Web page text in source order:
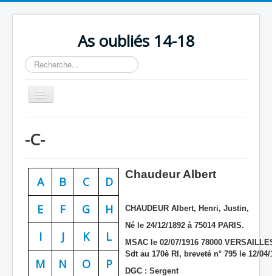
As oubliés 14-18
Rechercher
Basculer
la
Chronologie
Escadrilles
Organisation
Avions
Formation
Doctrines
-C-
A B C
D
E
F G
H
I
J K
L
M
N O
P
Chaudeur Albert
CHAUDEUR Albert, Henri, Justin,
Né le 24/12/1892 à 75014 PARIS.
MSAC le 02/07/1916 78000
Sdt au 170è RI, breveté n° 795 le 12/
DGC : Sergent